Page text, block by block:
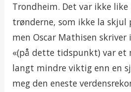
Trondheim. Det var ikke
trønderne, som ikke la skjul
men Oscar Mathisen
«(på dette tidspunkt) var et
langt mindre viktig enn en
meg den eneste